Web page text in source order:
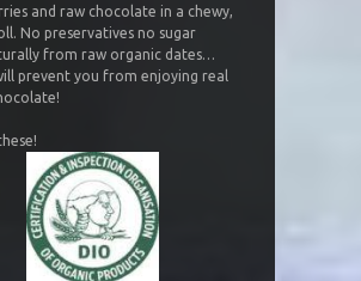
and raw chocolate in a chewy,
No preservatives no sugar
from raw organic dates…
prevent you from enjoying real